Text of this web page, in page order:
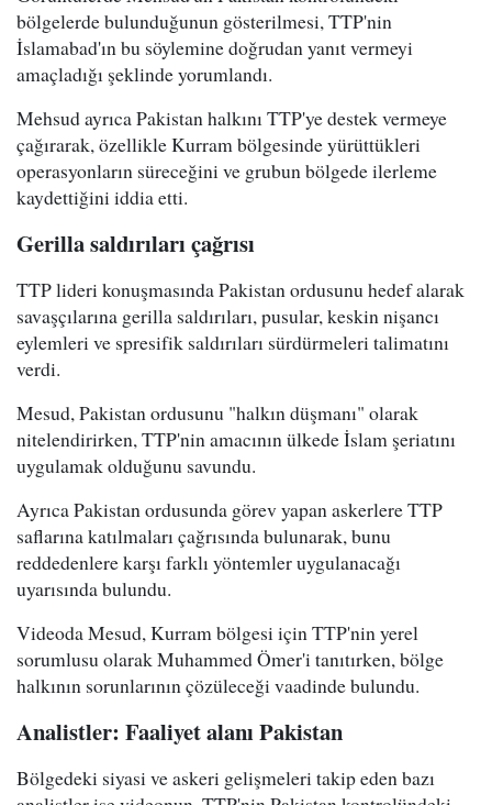
bölgelerde bulunduğunun gösterilmesi, TTP'nin
İslamabad'ın bu söylemine doğrudan yanıt vermeyi
amaçladığı şeklinde yorumlandı.
Mehsud ayrıca Pakistan halkını TTP'ye destek vermeye
çağırarak, özellikle Kurram bölgesinde yürüttükleri
operasyonların süreceğini ve grubun bölgede ilerleme
kaydettiğini iddia etti.
Gerilla saldırıları çağrısı
TTP lideri konuşmasında Pakistan ordusunu hedef alarak
savaşçılarına gerilla saldırıları, pusular, keskin nişancı
eylemleri ve spresifik saldırıları sürdürmeleri talimatını
verdi.
Mesud, Pakistan ordusunu "halkın düşmanı" olarak
nitelendirirken, TTP'nin amacının ülkede İslam şeriatını
uygulamak olduğunu savundu.
Ayrıca Pakistan ordusunda görev yapan askerlere TTP
saflarına katılmaları çağrısında bulunarak, bunu
reddedenlere karşı farklı yöntemler uygulanacağı
uyarısında bulundu.
Videoda Mesud, Kurram bölgesi için TTP'nin yerel
sorumlusu olarak Muhammed Ömer'i tanıtırken, bölge
halkının sorunlarının çözüleceği vaadinde bulundu.
Analistler: Faaliyet alanı Pakistan
Bölgedeki siyasi ve askeri gelişmeleri takip eden bazı